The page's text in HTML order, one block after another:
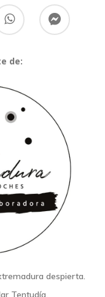
de:
despierta.
Tentudía.